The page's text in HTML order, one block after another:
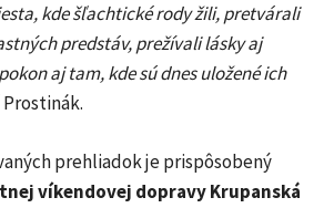
kde šľachtické rody žili, pretvárali
predstáv, prežívali lásky aj
aj tam, kde sú dnes uložené ich
prehliadok je prispôsobený
víkendovej dopravy Krupanská